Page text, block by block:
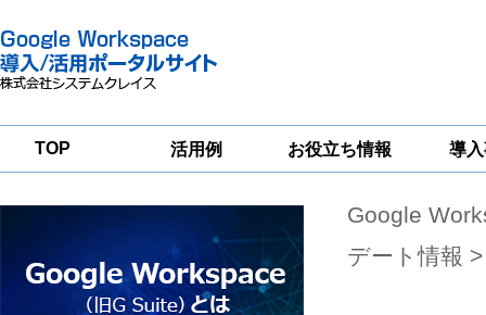
TOP 活用例 お役立ち情報
一
導
グループウェア
移行支援
Google
Workspace
セキュリティ
対策サービス
Google
デート情報